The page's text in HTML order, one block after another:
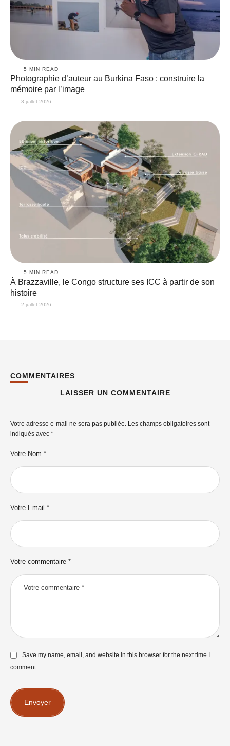
5 MIN READ
Photographie d’auteur au Burkina Faso : construire la
mémoire par l’image
3 juillet 2026
5 MIN READ
À Brazzaville, le Congo structure ses ICC à partir de son
histoire
2 juillet 2026
COMMENTAIRES
LAISSER UN COMMENTAIRE
Votre adresse e-mail ne sera pas publiée. Les champs obligatoires sont
indiqués avec *
Votre commentaire *
Votre Nom *
Votre Email *
Save my name, email, and website in this browser for the next time I
comment.
Envoyer